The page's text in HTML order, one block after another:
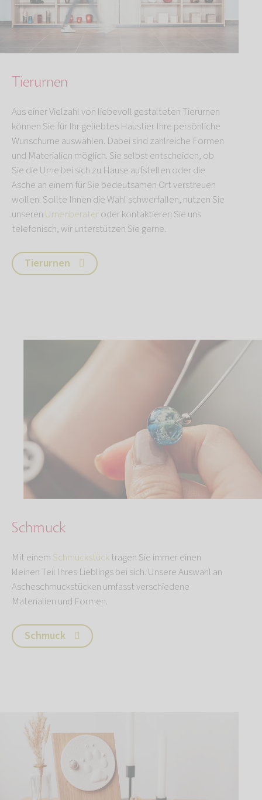
Tierurnen
Aus einer Vielzahl von liebevoll gestalteten Tierurnen
können Sie für Ihr geliebtes Haustier Ihre persönliche
Wunschurne auswählen. Dabei sind zahlreiche Formen
und Materialien möglich. Sie selbst entscheiden, ob
Sie die Urne bei sich zu Hause aufstellen oder die
Asche an einem für Sie bedeutsamen Ort verstreuen
wollen. Sollte Ihnen die Wahl schwerfallen, nutzen Sie
unseren Urnenberateroder kontaktieren Sie uns
telefonisch, wir unterstützen Sie gerne.
Tierurnen
Schmuck
Mit einem Schmuckstücktragen Sie immer einen
kleinen Teil Ihres Lieblings bei sich. Unsere Auswahl an
Ascheschmuckstücken umfasst verschiedene
Materialien und Formen.
Schmuck